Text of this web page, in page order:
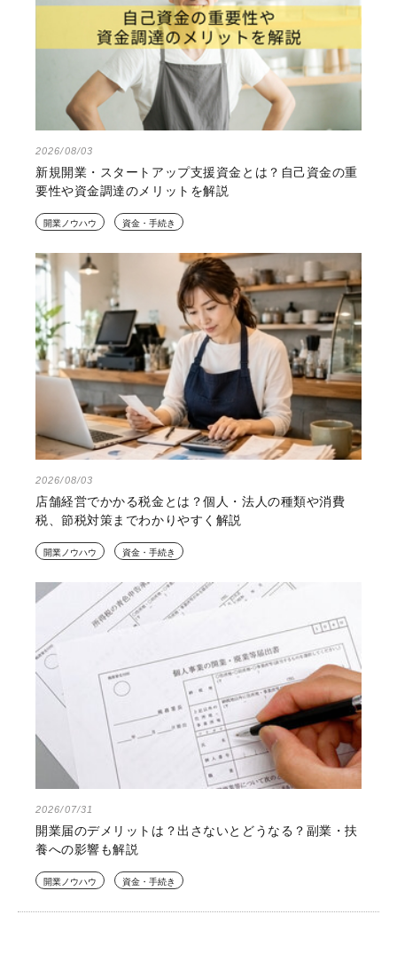
2026/08/03
新規開業・スタートアップ支援資金とは？自己資金の重
要性や資金調達のメリットを解説
開業ノウハウ 資金・手続き
2026/08/03
店舗経営でかかる税金とは？個人・法人の種類や消費
税、節税対策までわかりやすく解説
開業ノウハウ 資金・手続き
2026/07/31
開業届のデメリットは？出さないとどうなる？副業・扶
養への影響も解説
開業ノウハウ 資金・手続き